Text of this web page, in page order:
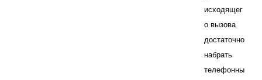
исходящег
о вызова
достаточно
набрать
телефонны